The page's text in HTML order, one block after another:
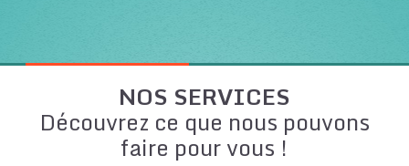
NOS SERVICES
Découvrez ce que nous pouvons
faire pour vous !